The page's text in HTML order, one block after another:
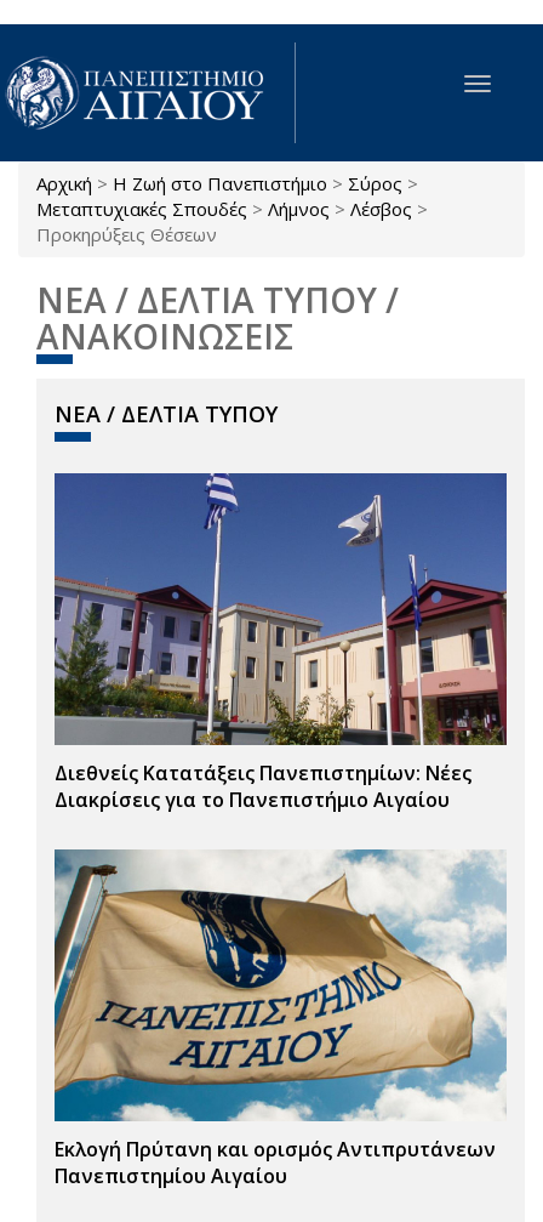
Παράκαμψη προς το κυρίως περιεχόμενο
Toggle
Είστε εδώ
Αρχική > Η Ζωή στο Πανεπιστήμιο > Σύρος >
Μεταπτυχιακές Σπουδές > Λήμνος > Λέσβος >
Προκηρύξεις Θέσεων
ΝΕΑ / ΔΕΛΤΙΑ ΤΥΠΟΥ /
ΑΝΑΚΟΙΝΩΣΕΙΣ
ΝΕΑ / ΔΕΛΤΙΑ ΤΥΠΟΥ
Διεθνείς Κατατάξεις Πανεπιστημίων: Νέες
Διακρίσεις για το Πανεπιστήμιο Αιγαίου
Εκλογή Πρύτανη και ορισμός Αντιπρυτάνεων
Πανεπιστημίου Αιγαίου